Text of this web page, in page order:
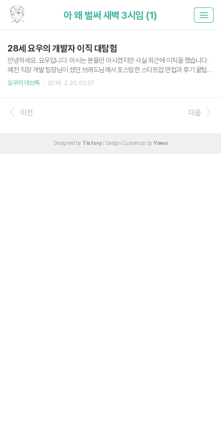
아 왜 벌써 새벽 3시임 (1)
28세 요우의 개발자 이직 대탐험
안녕하세요. 요우입니다. 아시는 분들만 아시겠지만 사실 최근에 이직을 했습니다.
예전 직장 개발 팀장님이 셨던 브래드님께서 포스팅한 스타트업 면접과 후기 꿀팁
글을 보고 언젠가 나도 이직을 하게 되면 저런 글을 쓰고 말겠어! 했는데 드디어 쓸 수
정 된 뒤 부터 다양한 회사에 이력서를 넣거나 면접 제의를 받거나 지인 추천 등을 통
해 면접을 보러 다니고 있었습니다. 옮기게 될 회사에 대한 작은 소망 면접을 보러다
요우의 데브톡 2018. 2. 20. 02:57
이전 다음
Designed by Tistory/ Design Customize by Yowu